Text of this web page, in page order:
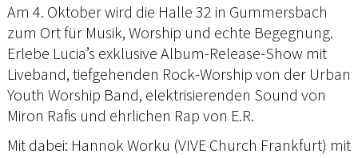
Am 4. Oktober wird die Halle 32 in Gummersbach
zum Ort für Musik, Worship und echte Begegnung.
Erlebe Lucia’s exklusive Album-Release-Show mit
Liveband, tiefgehenden Rock-Worship von der Urban
Youth Worship Band, elektrisierenden Sound von
Miron Rafis und ehrlichen Rap von E.R.
Mit dabei: Hannok Worku (VIVE Church Frankfurt) mit